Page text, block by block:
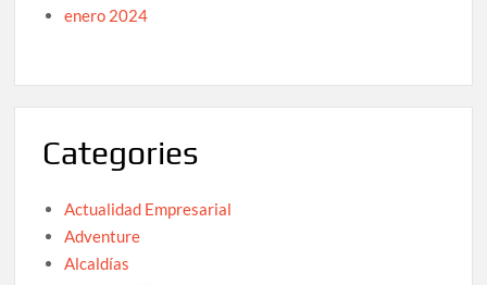
enero 2024
Categories
Actualidad Empresarial
Adventure
Alcaldías